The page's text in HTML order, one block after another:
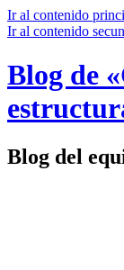
Ir al contenido
Ir al contenido
Blog de
Blog del